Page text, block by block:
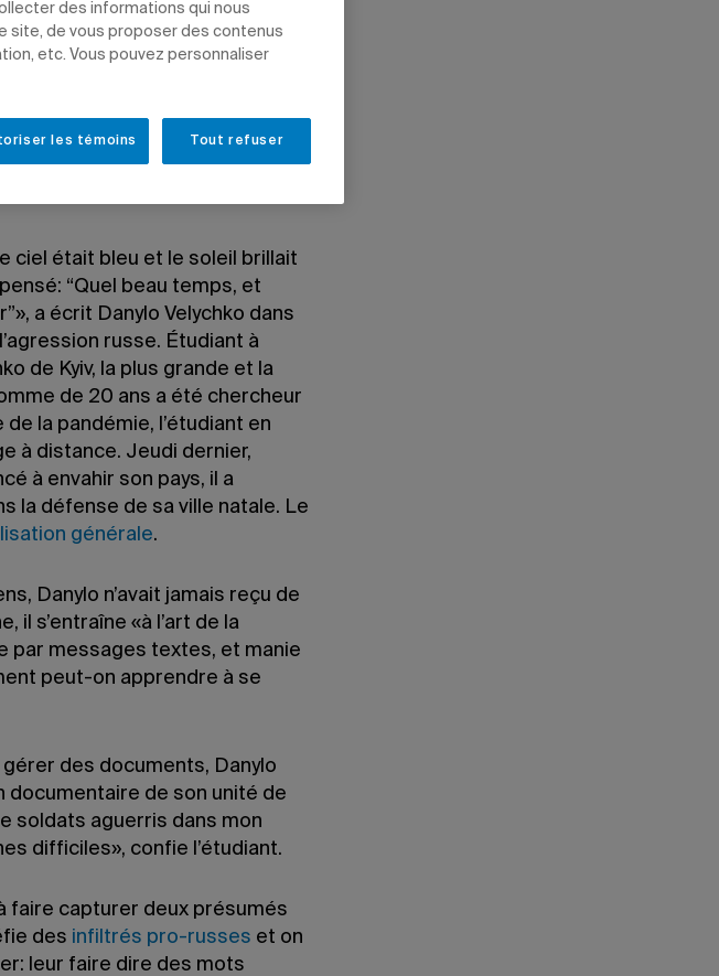
ciel était bleu et le soleil brillait
“Quel beau temps, et
a écrit Danylo Velychko dans
russe. Étudiant à
de Kyiv, la plus grande et la
de 20 ans a été chercheur
de la pandémie, l’étudiant en
à distance. Jeudi dernier,
à envahir son pays, il a
la défense de sa ville natale. Le
générale.
Danylo n’avait jamais reçu de
il s’entraîne «à l’art de la
par messages textes, et manie
peut-on apprendre à se
des documents, Danylo
documentaire de son unité de
soldats aguerris dans mon
difficiles», confie l’étudiant.
faire capturer deux présumés
des infiltrés pro-russes et on
leur faire dire des mots
des informations qui nous
site, de vous proposer des contenus
etc. Vous pouvez personnaliser
Tout refuser
les témoins